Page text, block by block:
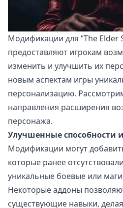
Модификации для “The Elder
предоставляют игрокам
изменить и улучшить их
новым аспектам игры
персонализацию.
направления расширения
персонажа.
Улучшенные способности
Модификации могут
которые ранее
уникальные боевые или
Некоторые аддоны
существующие навыки,